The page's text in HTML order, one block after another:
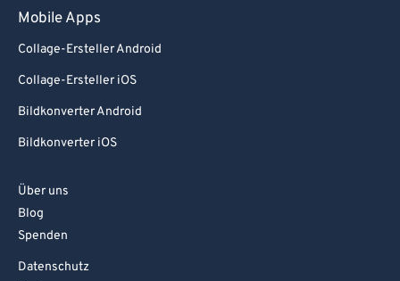
Mobile Apps
Collage-Ersteller Android
Collage-Ersteller iOS
Bildkonverter Android
Bildkonverter iOS
Über uns
Blog
Spenden
Datenschutz